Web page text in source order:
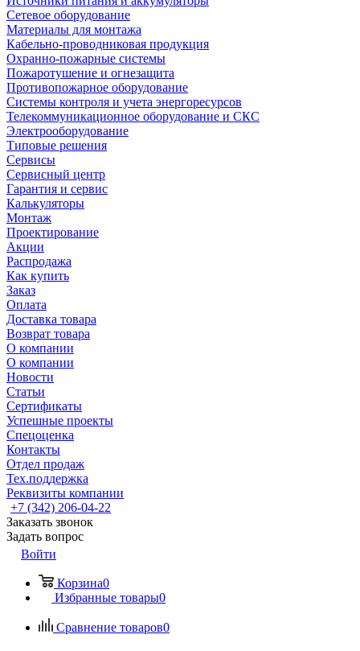
Сетевое оборудование
Материалы для монтажа
Кабельно-проводниковая продукция
Охранно-пожарные системы
Пожаротушение и огнезащита
Противопожарное оборудование
Системы контроля и учета энергоресурсов
Телекоммуникационное оборудование и СКС
Электрооборудование
Типовые решения
Сервисы
Сервисный центр
Гарантия и сервис
Калькуляторы
Монтаж
Проектирование
Акции
Распродажа
Как купить
Заказ
Оплата
Доставка товара
Возврат товара
О компании
О компании
Новости
Статьи
Сертификаты
Успешные проекты
Спецоценка
Контакты
Отдел продаж
Тех.поддержка
Реквизиты компании
+7 (342) 206-04-22
Заказать звонок
Задать вопрос
Войти
Корзина0
Избранные товары0
Сравнение товаров0